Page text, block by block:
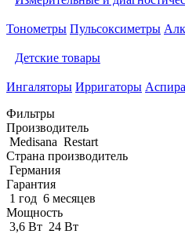
Тонометры Пульсоксиметры
Детские товары
Ингаляторы Ирригаторы
Фильтры
Производитель
Medisana Restart
Страна производитель
Германия
Гарантия
1 год 6 месяцев
Мощность
3,6 Вт 24 Вт